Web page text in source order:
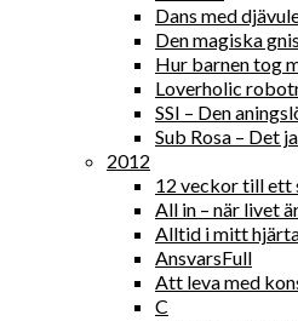
Dans med
Den magiska
Hur barnen tog
Loverholic
SSI – Den
Sub Rosa – Det
2012
12 veckor till ett
All in – när livet
Alltid i mitt
AnsvarsFull
Att leva med
C